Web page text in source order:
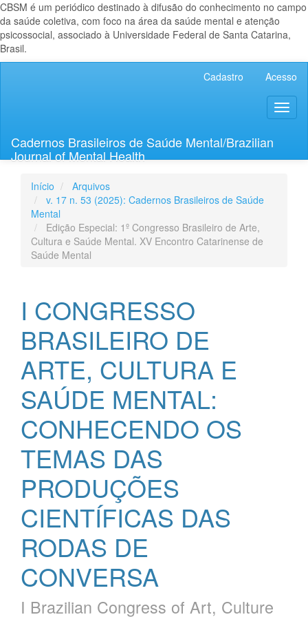
CBSM é um periódico destinado à difusão do conhecimento no campo
da saúde coletiva, com foco na área da saúde mental e atenção
psicossocial, associado à Universidade Federal de Santa Catarina,
Brasil.
Lateral
Cadastro Acesso
Cadernos Brasileiros de Saúde Mental/Brazilian
Journal of Mental Health
Início
Arquivos
v. 17 n. 53 (2025): Cadernos Brasileiros de Saúde
Mental
Edição Especial: 1º Congresso Brasileiro de Arte,
Cultura e Saúde Mental. XV Encontro Catarinense de
Saúde Mental
I CONGRESSO
BRASILEIRO DE
ARTE, CULTURA E
SAÚDE MENTAL:
CONHECENDO OS
TEMAS DAS
PRODUÇÕES
CIENTÍFICAS DAS
RODAS DE
CONVERSA
I Brazilian Congress of Art, Culture